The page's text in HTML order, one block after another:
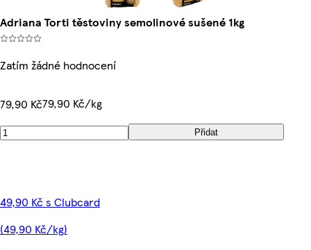
Adriana Torti těstoviny semolinové sušené 1kg
Zatím žádné hodnocení
79,90 Kč79,90 Kč/kg
Přidat
49,90 Kč s Clubcard
(49,90 Kč/kg)